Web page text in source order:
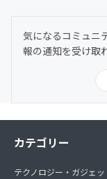
気になるコミュニ
報の通知を受け取
カテゴリー
テクノロジー・ガジェッ